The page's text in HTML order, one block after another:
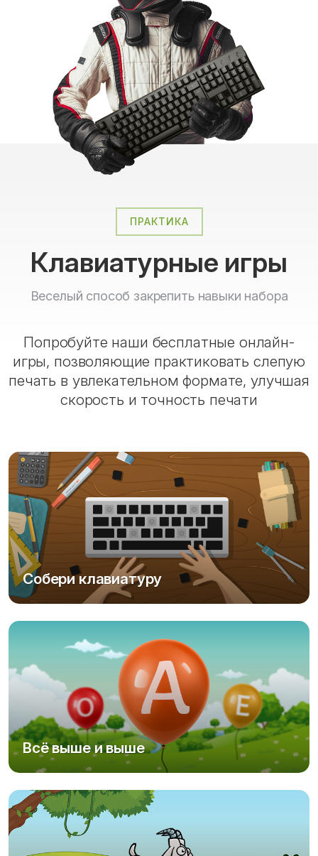
ПРАКТИКА
Клавиатурные игры
Веселый способ закрепить навыки набора
Попробуйте наши бесплатные онлайн-
игры, позволяющие практиковать слепую
печать в увлекательном формате, улучшая
скорость и точность печати
Собери клавиатуру
Всё выше и выше